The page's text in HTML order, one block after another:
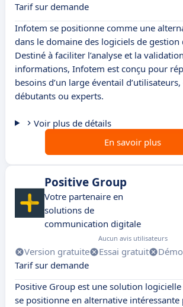
Tarif sur demande
Infotem se positionne comme une
dans le domaine des logiciels de gestion
Destiné à faciliter l’analyse et la
informations, Infotem est conçu pour
besoins d’un large éventail
débutants ou experts.
Voir plus de détails
En savoir plus
Positive Group
Votre partenaire en
solutions de
communication digitale
Aucun avis utilisateurs
Version gratuite Essai gratuit
Tarif sur demande
Positive Group est une solution
se positionne en alternative intéressante